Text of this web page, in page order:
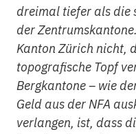
dreimal tiefer als die
der
Kanton Zürich nicht,
topografische Topf
Bergkantone – wie
Geld aus der NFA
verlangen, ist, dass